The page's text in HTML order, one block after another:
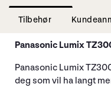
Tilbehør
Panasonic Lumix
Panasonic Lumix
deg som vil ha langt